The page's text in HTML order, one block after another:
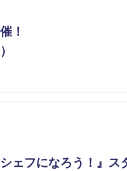
！
ェフになろう！』ス